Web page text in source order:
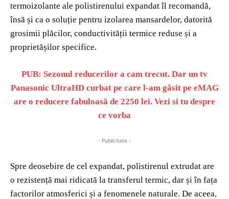
termoizolante ale polistirenului expandat îl recomandă,
însă și ca o soluție pentru izolarea mansardelor, datorită
grosimii plăcilor, conductivității termice reduse și a
proprietășilor specifice.
PUB: Sezonul reducerilor a cam trecut. Dar un tv
Panasonic UltraHD curbat pe care l-am găsit pe eMAG
are o reducere fabuloasă de 2250 lei. Vezi si tu despre
ce vorba
- Publicitate -
Spre deosebire de cel expandat, polistirenul extrudat are
o rezistență mai ridicată la transferul termic, dar și în fața
factorilor atmosferici și a fenomenele naturale. De aceea,